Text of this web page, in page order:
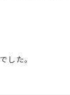
した。